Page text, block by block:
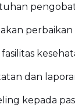
perbaikan
dan
kepada